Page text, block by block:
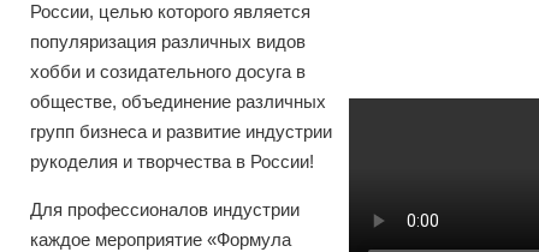
России, целью которого является
популяризация различных видов
хобби и созидательного досуга в
обществе, объединение различных
групп бизнеса и развитие индустрии
рукоделия и творчества в России!
Для профессионалов индустрии
каждое мероприятие «Формула